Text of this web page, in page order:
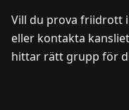
Vill du prova friidrott
eller kontakta
hittar rätt grupp för